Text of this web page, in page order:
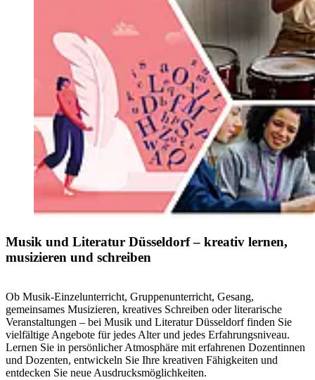
Musik und Literatur Düsseldorf – kreativ lernen,
musizieren und schreiben
Ob Musik-Einzelunterricht, Gruppenunterricht, Gesang,
gemeinsames Musizieren, kreatives Schreiben oder literarische
Veranstaltungen – bei Musik und Literatur Düsseldorf finden Sie
vielfältige Angebote für jedes Alter und jedes Erfahrungsniveau.
Lernen Sie in persönlicher Atmosphäre mit erfahrenen Dozentinnen
und Dozenten, entwickeln Sie Ihre kreativen Fähigkeiten und
entdecken Sie neue Ausdrucksmöglichkeiten.